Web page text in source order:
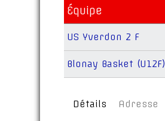
Équipe
US Yverdon 2 F
Blonay Basket (U12F)
Détails Adresse